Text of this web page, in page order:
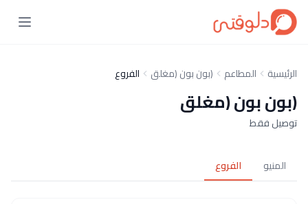
الرئيسية المطاعم (بون بون (مغلق الفروع
(بون بون (مغلق
توصيل فقط
المنيو الفروع